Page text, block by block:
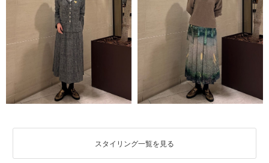
スタイリング一覧を見る